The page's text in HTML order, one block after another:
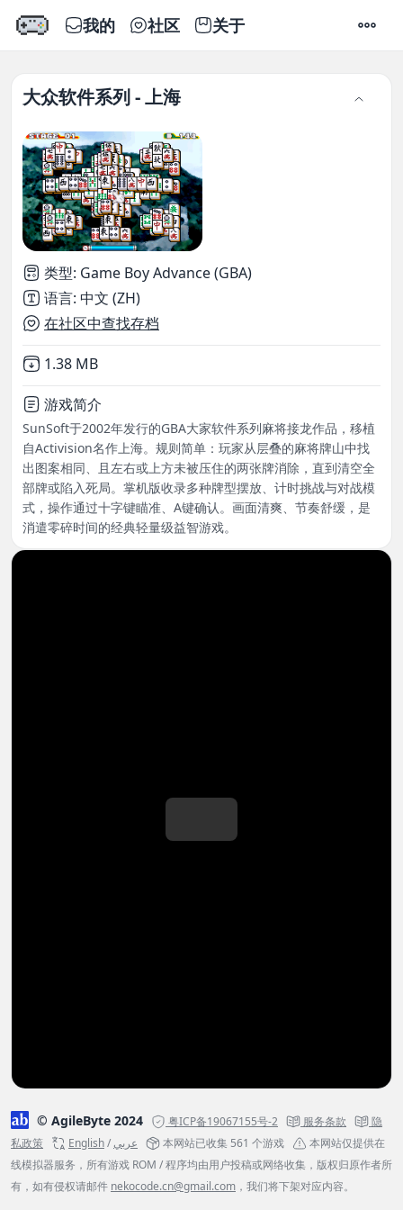
我的 社区 关于 设置
大众软件系列 - 上海
类型: Game Boy Advance (GBA)
语言: 中文 (ZH)
在社区中查找存档
Not downloaded
1.38 MB
游戏简介
SunSoft于2002年发行的GBA大家软件系列麻将接龙作品，移植
自Activision名作上海。规则简单：玩家从层叠的麻将牌山中找
出图案相同、且左右或上方未被压住的两张牌消除，直到清空全
部牌或陷入死局。掌机版收录多种牌型摆放、计时挑战与对战模
式，操作通过十字键瞄准、A键确认。画面清爽、节奏舒缓，是
消遣零碎时间的经典轻量级益智游戏。
© AgileByte 2024 粤ICP备19067155号-2 服务条款
隐
私政策
English/عربي 本网站已收集 561 个游戏
本网站仅提供在
线模拟器服务，所有游戏 ROM / 程序均由用户投稿或网络收集，版权归原作者所
有，如有侵权请邮件 nekocode.cn@gmail.com ，我们将下架对应内容。